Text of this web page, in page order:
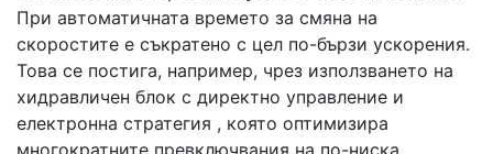
При автоматичната времето за смяна на
скоростите е съкратено с цел по-бързи ускорения.
Това се постига, например, чрез използването на
хидравличен блок с директно управление и
електронна стратегия , която оптимизира
многократните превключвания на по-ниска